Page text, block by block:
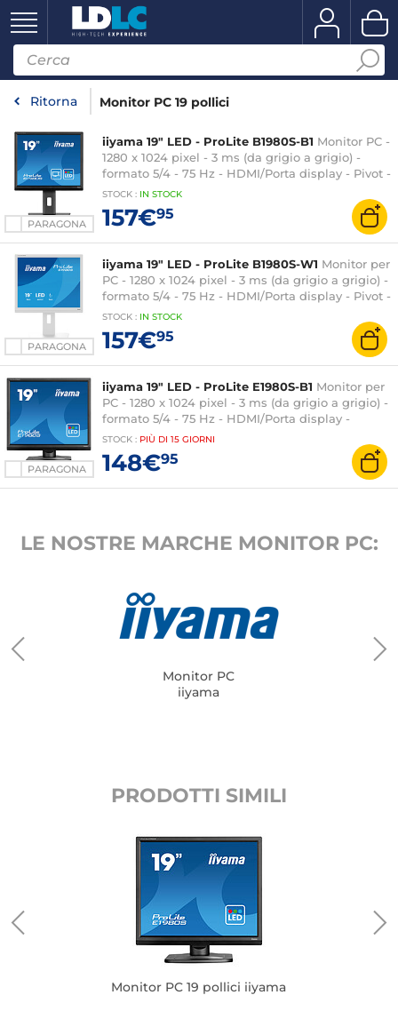
Ritorna Monitor PC 19 pollici
PARAGONA
iiyama 19" LED - ProLite B1980S-B1 Monitor PC -
1280 x 1024 pixel - 3 ms (da grigio a grigio) -
formato 5/4 - 75 Hz - HDMI/Porta display - Pivot -
Altoparlanti - Nero
STOCK : IN STOCK
157€95
PARAGONA
iiyama 19" LED - ProLite B1980S-W1 Monitor per
PC - 1280 x 1024 pixel - 3 ms (da grigio a grigio) -
formato 5/4 - 75 Hz - HDMI/Porta display - Pivot -
Altoparlanti - Bianco
STOCK : IN STOCK
157€95
PARAGONA
iiyama 19" LED - ProLite E1980S-B1 Monitor per
PC - 1280 x 1024 pixel - 3 ms (da grigio a grigio) -
formato 5/4 - 75 Hz - HDMI/Porta display -
Altoparlanti - Nero
STOCK : PIÙ DI 15 GIORNI
148€95
LE NOSTRE MARCHE MONITOR PC:
Monitor PC
iiyama
PRODOTTI SIMILI
Monitor PC 19 pollici iiyama